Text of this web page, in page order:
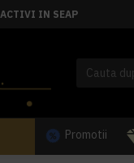
ACTIVI IN SEAP
Promotii